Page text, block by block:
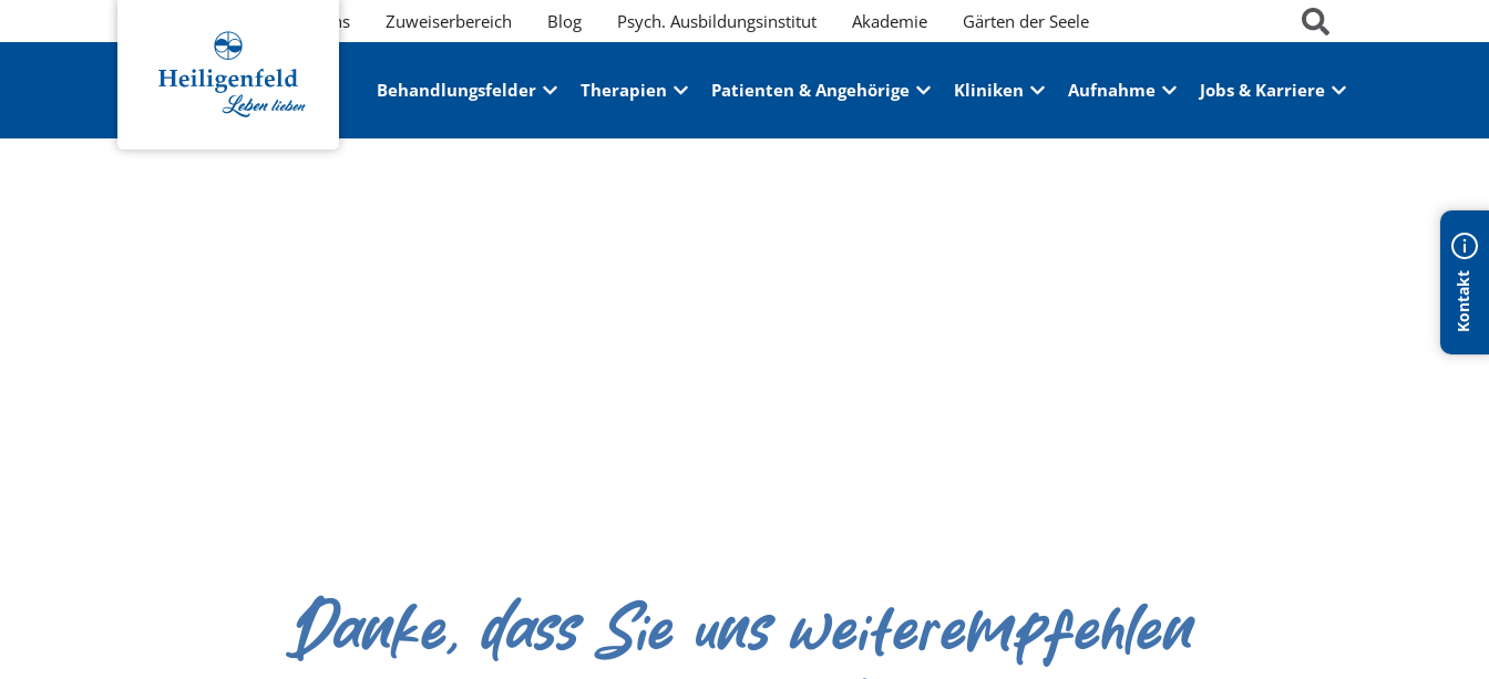
Kontakt
Über uns Zuweiserbereich Blog Psych. Ausbildungsinstitut Akademie Gärten der Seele
Behandlungsfelder Therapien Patienten & Angehörige Kliniken Aufnahme Jobs & Karriere
Danke, dass Sie uns weiterempfehlen